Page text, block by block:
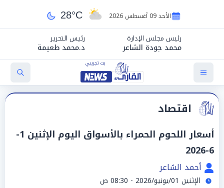
الأحد 09 أغسطس 2026 28°C
رئيس مجلس الإدارة
محمد جودة الشاعر
رئيس التحرير
د.محمد طعيمة
اقتصاد
أسعار اللحوم الحمراء بالأسواق اليوم الإثنين 1-
6-2026
أحمد الشاعر
الإثنين 01/يونيو/2026 - 08:30 ص